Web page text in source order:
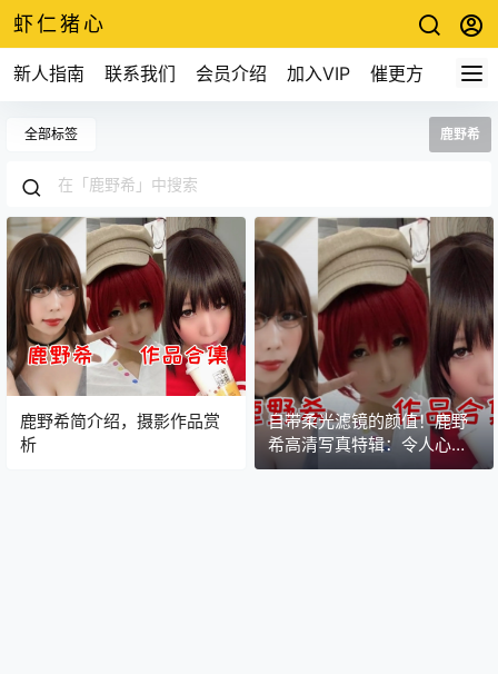
虾仁猪心
新人指南 联系我们 会员介绍 加入VIP 催更方式
全部标签 鹿野希
鹿野希简介绍，摄影作品赏
析
自带柔光滤镜的颜值！鹿野
希高清写真特辑：令人心动
的纯白时刻